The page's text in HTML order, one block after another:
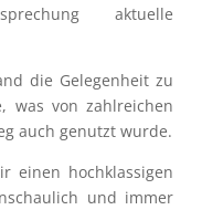
aktuelle
die Gelegenheit zu
was von zahlreichen
auch genutzt wurde.
einen hochklassigen
und immer